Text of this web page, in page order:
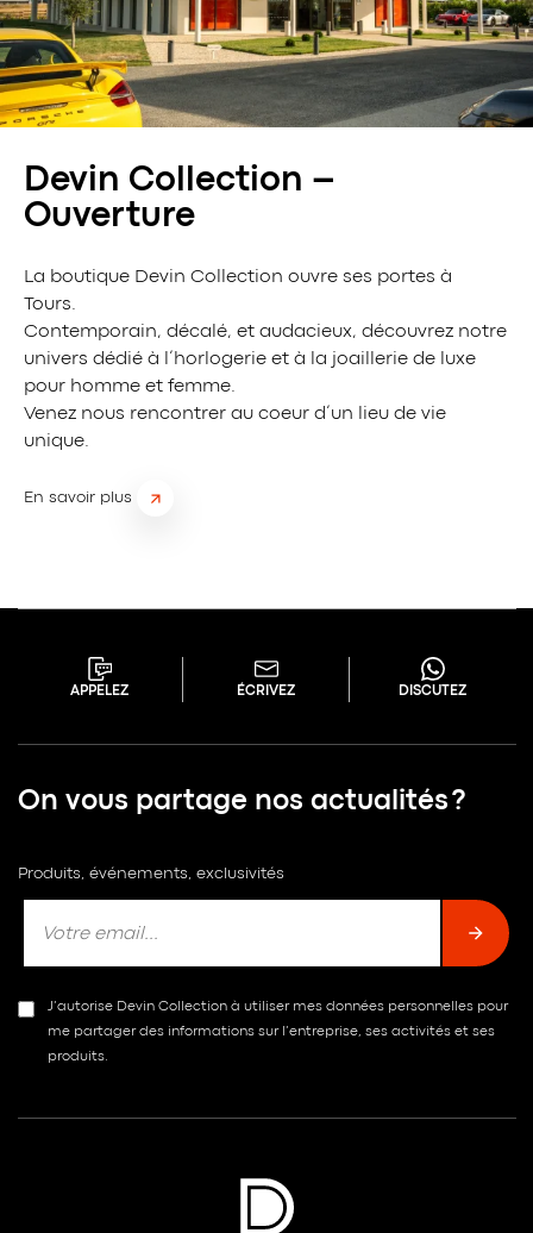
Devin Collection –
Ouverture
La boutique Devin Collection ouvre ses portes à
Tours.
Contemporain, décalé, et audacieux, découvrez notre
univers dédié à l’horlogerie et à la joaillerie de luxe
pour homme et femme.
Venez nous rencontrer au coeur d’un lieu de vie
unique.
En savoir plus
APPELEZ ÉCRIVEZ DISCUTEZ
On vous partage nos actualités ?
Produits, événements, exclusivités
J’autorise Devin Collection à utiliser mes données personnelles pour
me partager des informations sur l’entreprise, ses activités et ses
produits.